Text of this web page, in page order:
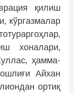
қилиш
кўргазмалар
хоналари,
ҳамма-
Айхан
ортиқ